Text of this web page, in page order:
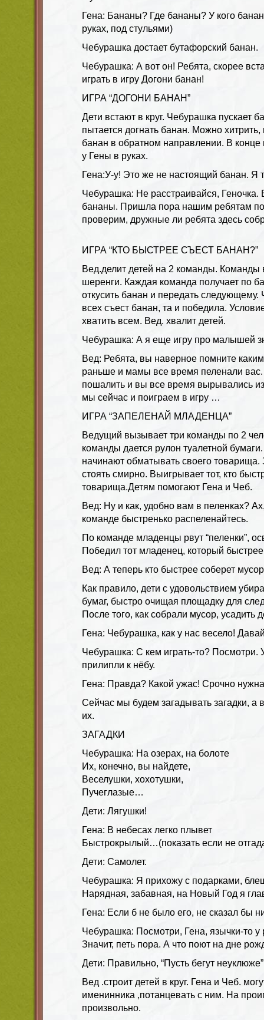
Гена: Бананы? Где бананы? У кого
руках, под стульями)
Чебурашка достает бутафорский банан.
Чебурашка: А вот он! Ребята, скорее
играть в игру Догони банан!
ИГРА “ДОГОНИ БАНАН”
Дети встают в круг. Чебурашка пускает
пытается догнать банан. Можно
банан в обратном направлении. В конце
у Гены в руках.
Гена:У-у! Это же не настоящий банан. Я
Чебурашка: Не расстраивайся, Геночка.
бананы. Пришла пора нашим ребятам
проверим, дружные ли ребята здесь
ИГРА “КТО БЫСТРЕЕ СЪЕСТ БАНАН?”
Вед.делит детей на 2 команды. Команды
шеренги. Каждая команда получает по
откусить банан и передать
всех съест банан, та и победила.
хватить всем. Вед. хвалит детей.
Чебурашка: А я еще игру про малышей
Вед: Ребята, вы наверное помните
раньше и мамы все время пеленали вас.
пошалить и вы все время вырывались
мы сейчас и поиграем в игру …
ИГРА “ЗАПЕЛЕНАЙ МЛАДЕНЦА”
Ведущий вызывает три команды по 2
команды дается рулон туалетной
начинают обматывать своего товарища.
стоять смирно. Выигрывает тот, кто
товарища.Детям помогают Гена и Чеб.
Вед: Ну и как, удобно вам в пеленках?
команде быстренько распеленайтесь.
По команде младенцы рвут “пеленки”,
Победил тот младенец, который
Вед: А теперь кто быстрее соберет
Как правило, дети с удовольствием
бумаг, быстро очищая площадку для
После того, как собрали мусор, усадить
Гена: Чебурашка, как у нас весело!
Чебурашка: С кем играть-то? Посмотри.
прилипли к нёбу.
Гена: Правда? Какой ужас! Срочно
Сейчас мы будем загадывать загадки, а
их.
ЗАГАДКИ
Чебурашка: На озерах, на болоте
Их, конечно, вы найдете,
Веселушки, хохотушки,
Пучеглазые…
Дети: Лягушки!
Гена: В небесах легко плывет
Быстрокрылый…(показать если не
Дети: Самолет.
Чебурашка: Я прихожу с подарками,
Нарядная, забавная, на Новый Год я
Гена: Если б не было его, не сказал бы
Чебурашка: Посмотри, Гена, язычки-то у
Значит, петь пора. А что поют на дне
Дети: Правильно, “Пусть бегут
Вед .строит детей в круг. Гена и Чеб.
именинника ,потанцевать с ним. На
произвольно.